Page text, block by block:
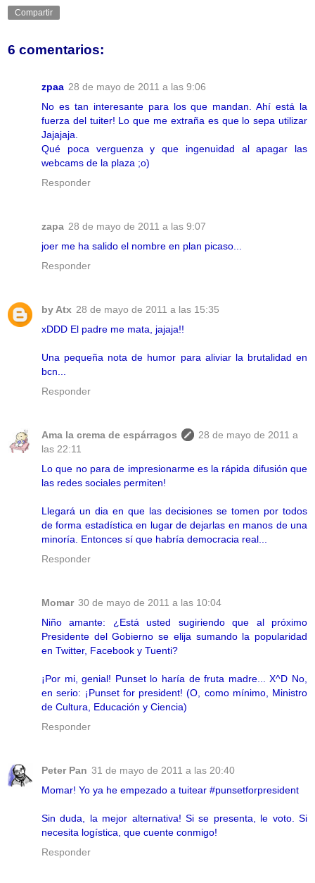
Compartir
6 comentarios:
zpaa 28 de mayo de 2011 a las 9:06
No es tan interesante para los que mandan. Ahí está la
fuerza del tuiter! Lo que me extraña es que lo sepa utilizar
Jajajaja.
Qué poca verguenza y que ingenuidad al apagar las
webcams de la plaza ;o)
Responder
zapa 28 de mayo de 2011 a las 9:07
joer me ha salido el nombre en plan picaso...
Responder
by Atx 28 de mayo de 2011 a las 15:35
xDDD El padre me mata, jajaja!!
Una pequeña nota de humor para aliviar la brutalidad en
bcn...
Responder
Ama la crema de espárragos
28 de mayo de 2011 a
las 22:11
Lo que no para de impresionarme es la rápida difusión que
las redes sociales permiten!
Llegará un dia en que las decisiones se tomen por todos
de forma estadística en lugar de dejarlas en manos de una
minoría. Entonces sí que habría democracia real...
Responder
Momar 30 de mayo de 2011 a las 10:04
Niño amante: ¿Está usted sugiriendo que al próximo
Presidente del Gobierno se elija sumando la popularidad
en Twitter, Facebook y Tuenti?
¡Por mi, genial! Punset lo haría de fruta madre... X^D No,
en serio: ¡Punset for president! (O, como mínimo, Ministro
de Cultura, Educación y Ciencia)
Responder
Peter Pan 31 de mayo de 2011 a las 20:40
Momar! Yo ya he empezado a tuitear #punsetforpresident
Sin duda, la mejor alternativa! Si se presenta, le voto. Si
necesita logística, que cuente conmigo!
Responder